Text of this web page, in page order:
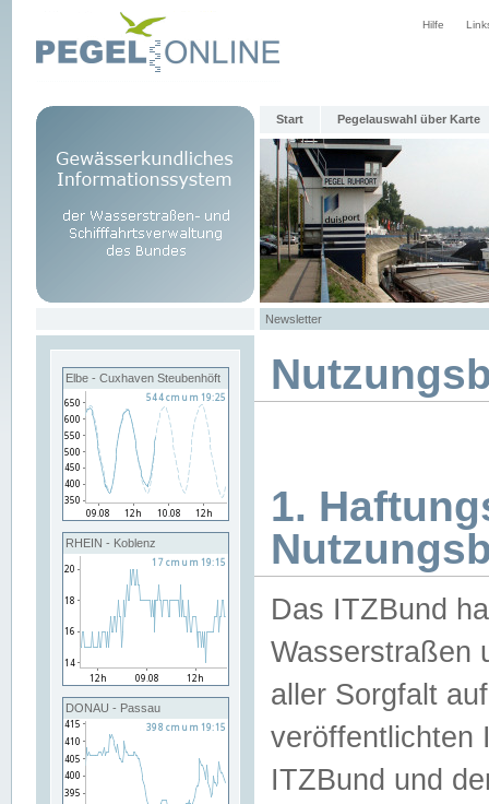
Hilfe
Start Pegelauswahl über Karte
Newsletter
Elbe - Cuxhaven Steubenhöft
RHEIN - Koblenz
DONAU - Passau
1.
Das ITZBund
Wasserstraßen
aller Sorgfalt
veröffentlichten
ITZBund und